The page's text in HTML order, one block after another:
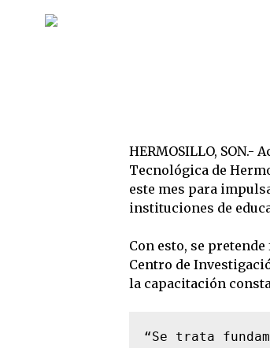
HERMOSILLO,
Tecnológica de
este mes para
instituciones de
Con esto, se
Centro de
la capacitación
“Se trata